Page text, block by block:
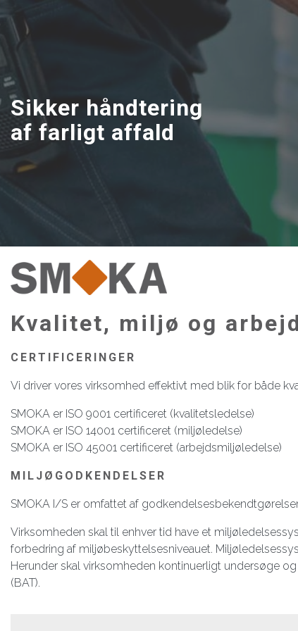
hovedindhold
Sikker håndtering
af farligt affald
Kvalitet, miljø og
CERTIFICERINGER
Vi driver vores virksomhed effektivt med blik for både
SMOKA er ISO 9001 certificeret (kvalitetsledelse)
SMOKA er ISO 14001 certificeret (miljøledelse)
SMOKA er ISO 45001 certificeret (arbejdsmiljøledelse)
MILJØGODKENDELSER
SMOKA I/S er omfattet af
Virksomheden skal til enhver tid have et
forbedring af miljøbeskyttelsesniveauet.
Herunder skal virksomheden kontinuerligt undersøge
(BAT).